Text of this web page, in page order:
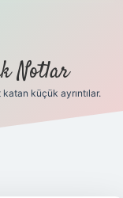
Notlar
küçük ayrıntılar.